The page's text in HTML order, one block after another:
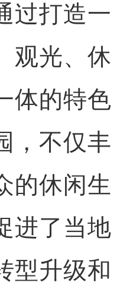
过打造一
观光、休
体的特色
，不仅丰
的休闲生
进了当地
型升级和